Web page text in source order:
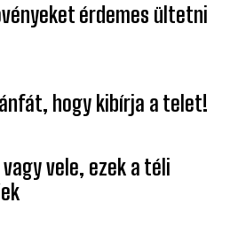
érdemes ültetni
hogy kibírja a telet!
vele, ezek a téli